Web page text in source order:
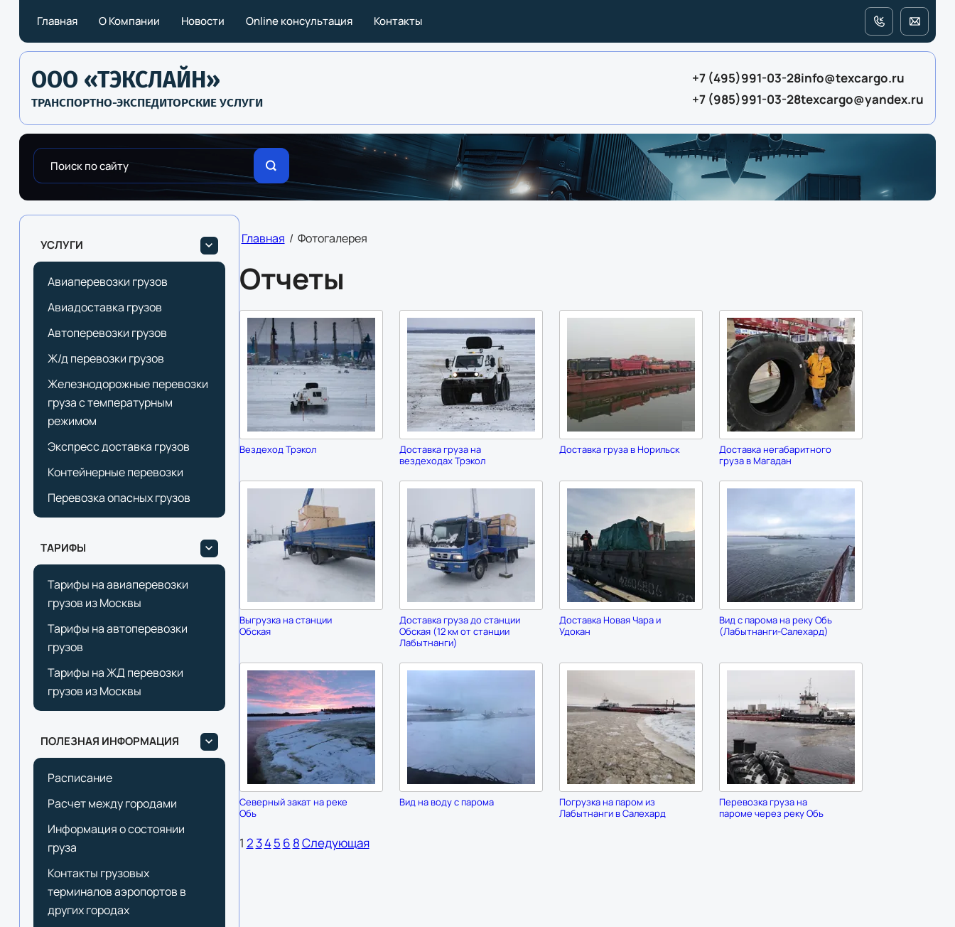
Главная О Компании Новости Online консультация Контакты
ООО «ТЭКСЛАЙН»
ТРАНСПОРТНО-ЭКСПЕДИТОРСКИЕ УСЛУГИ
+7 (495)991-03-28
+7 (985)991-03-28
info@texcargo.ru
texcargo@yandex.ru
УСЛУГИ
Авиаперевозки грузов
Авиадоставка грузов
Автоперевозки грузов
Ж/д перевозки грузов
Железнодорожные перевозки
груза с температурным
режимом
Экспресс доставка грузов
Контейнерные перевозки
Перевозка опасных грузов
ТАРИФЫ
Тарифы на авиаперевозки
грузов из Москвы
Тарифы на автоперевозки
грузов
Тарифы на ЖД перевозки
грузов из Москвы
ПОЛЕЗНАЯ ИНФОРМАЦИЯ
Расписание
Расчет между городами
Информация о состоянии
груза
Контакты грузовых
терминалов аэропортов в
других городах
Главная / Фотогалерея
Отчеты
Вездеход Трэкол
Доставка груза на
вездеходах Трэкол
Доставка груза в Норильск
Доставка негабаритного
груза в Магадан
Выгрузка на станции
Обская
Доставка груза до станции
Обская (12 км от станции
Лабытнанги)
Доставка Новая Чара и
Удокан
Вид с парома на реку Обь
(Лабытнанги-Салехард)
Северный закат на реке
Обь
Вид на воду с парома
Погрузка на паром из
Лабытнанги в Салехард
Перевозка груза на
пароме через реку Обь
1 2345 6 8Следующая